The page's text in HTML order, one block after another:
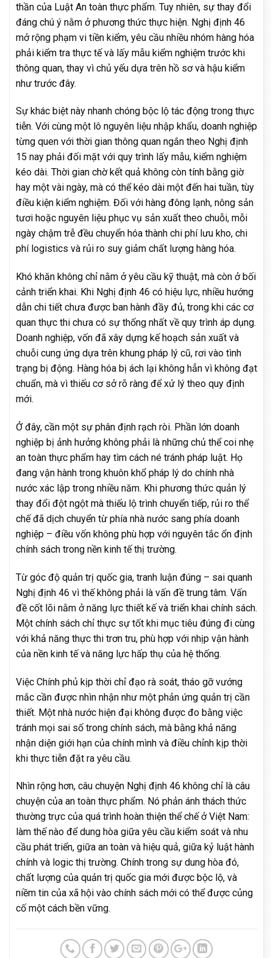
thần của Luật An toàn thực phẩm. Tuy nhiên, sự thay đổi
đáng chú ý nằm ở phương thức thực hiện. Nghị định 46
mở rộng phạm vi tiền kiểm, yêu cầu nhiều nhóm hàng hóa
phải kiểm tra thực tế và lấy mẫu kiểm nghiệm trước khi
thông quan, thay vì chủ yếu dựa trên hồ sơ và hậu kiểm
như trước đây.
Sự khác biệt này nhanh chóng bộc lộ tác động trong thực
tiễn. Với cùng một lô nguyên liệu nhập khẩu, doanh nghiệp
từng quen với thời gian thông quan ngắn theo Nghị định
15 nay phải đối mặt với quy trình lấy mẫu, kiểm nghiệm
kéo dài. Thời gian chờ kết quả không còn tính bằng giờ
hay một vài ngày, mà có thể kéo dài một đến hai tuần, tùy
điều kiện kiểm nghiệm. Đối với hàng đông lạnh, nông sản
tươi hoặc nguyên liệu phục vụ sản xuất theo chuỗi, mỗi
ngày chậm trễ đều chuyển hóa thành chi phí lưu kho, chi
phí logistics và rủi ro suy giảm chất lượng hàng hóa.
Khó khăn không chỉ nằm ở yêu cầu kỹ thuật, mà còn ở bối
cảnh triển khai. Khi Nghị định 46 có hiệu lực, nhiều hướng
dẫn chi tiết chưa được ban hành đầy đủ, trong khi các cơ
quan thực thi chưa có sự thống nhất về quy trình áp dụng.
Doanh nghiệp, vốn đã xây dựng kế hoạch sản xuất và
chuỗi cung ứng dựa trên khung pháp lý cũ, rơi vào tình
trạng bị động. Hàng hóa bị ách lại không hẳn vì không đạt
chuẩn, mà vì thiếu cơ sở rõ ràng để xử lý theo quy định
mới.
Ở đây, cần một sự phân định rạch ròi. Phần lớn doanh
nghiệp bị ảnh hưởng không phải là những chủ thể coi nhẹ
an toàn thực phẩm hay tìm cách né tránh pháp luật. Họ
đang vận hành trong khuôn khổ pháp lý do chính nhà
nước xác lập trong nhiều năm. Khi phương thức quản lý
thay đổi đột ngột mà thiếu lộ trình chuyển tiếp, rủi ro thể
chế đã dịch chuyển từ phía nhà nước sang phía doanh
nghiệp – điều vốn không phù hợp với nguyên tắc ổn định
chính sách trong nền kinh tế thị trường.
Từ góc độ quản trị quốc gia, tranh luận đúng – sai quanh
Nghị định 46 vì thế không phải là vấn đề trung tâm. Vấn
đề cốt lõi nằm ở năng lực thiết kế và triển khai chính sách.
Một chính sách chỉ thực sự tốt khi mục tiêu đúng đi cùng
với khả năng thực thi trơn tru, phù hợp với nhịp vận hành
của nền kinh tế và năng lực hấp thụ của hệ thống.
Việc Chính phủ kịp thời chỉ đạo rà soát, tháo gỡ vướng
mắc cần được nhìn nhận như một phản ứng quản trị cần
thiết. Một nhà nước hiện đại không được đo bằng việc
tránh mọi sai số trong chính sách, mà bằng khả năng
nhận diện giới hạn của chính mình và điều chỉnh kịp thời
khi thực tiễn đặt ra yêu cầu.
Nhìn rộng hơn, câu chuyện Nghị định 46 không chỉ là câu
chuyện của an toàn thực phẩm. Nó phản ánh thách thức
thường trực của quá trình hoàn thiện thể chế ở Việt Nam:
làm thế nào để dung hòa giữa yêu cầu kiểm soát và nhu
cầu phát triển, giữa an toàn và hiệu quả, giữa kỷ luật hành
chính và logic thị trường. Chính trong sự dung hòa đó,
chất lượng của quản trị quốc gia mới được bộc lộ, và
niềm tin của xã hội vào chính sách mới có thể được củng
cố một cách bền vững.